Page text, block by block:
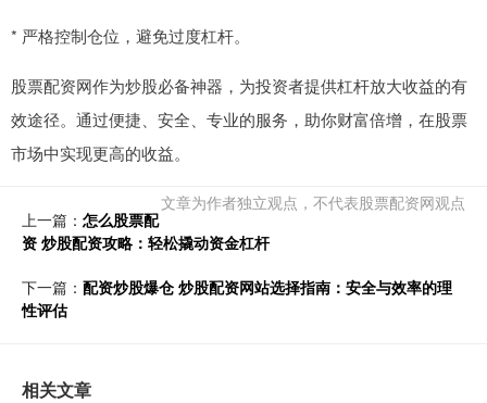
* 严格控制仓位，避免过度杠杆。
股票配资网作为炒股必备神器，为投资者提供杠杆放大收益的有
效途径。通过便捷、安全、专业的服务，助你财富倍增，在股票
市场中实现更高的收益。
文章为作者独立观点，不代表股票配资网观点
上一篇： 怎么股票配
资 炒股配资攻略：轻松撬动资金杠杆
下一篇： 配资炒股爆仓 炒股配资网站选择指南：安全与效率的理
性评估
相关文章